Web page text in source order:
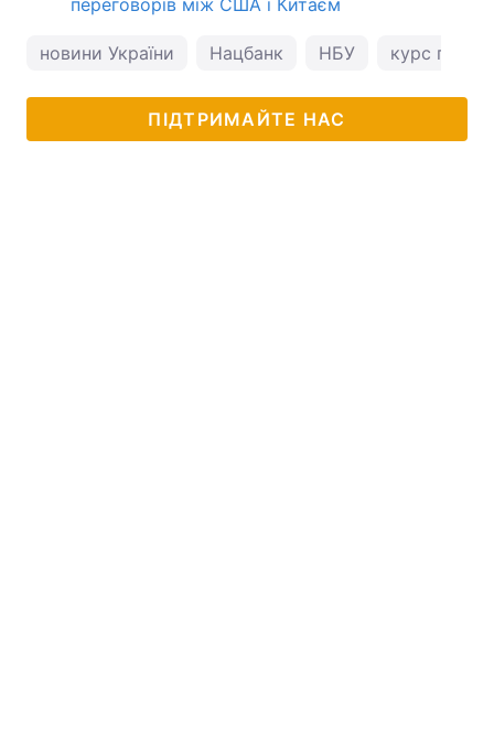
новини України Нацбанк НБУ курс гривні
ПІДТРИМАЙТЕ НАС